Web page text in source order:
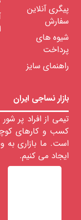
نخ
اسپان
نخ
ویسکوز
ریون
نخ
نایلون
نخ
های
فانتزی
رنگرزی
انواع
نخ
تابندگی
پیگری آنلاین
سفارش
شیوه های
پرداخت
راهنمای سایز
بازار نساجی ایران
تیمی از افراد پر
کسب و کارهای
است. ما بازاری به
ایجاد می کنیم.